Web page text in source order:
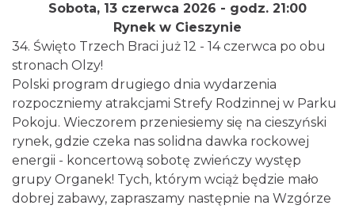
Cieszyn
2026-08-21
0.00 km
Sobota, 13 czerwca 2026 - godz. 21:00
Rynek w Cieszynie
34. Święto Trzech Braci już 12 - 14 czerwca po obu
stronach Olzy!
Polski program drugiego dnia wydarzenia
rozpoczniemy atrakcjami Strefy Rodzinnej w Parku
Pokoju. Wieczorem przeniesiemy się na cieszyński
rynek, gdzie czeka nas solidna dawka rockowej
energii - koncertową sobotę zwieńczy występ
grupy Organek! Tych, którym wciąż będzie mało
dobrej zabawy, zapraszamy następnie na Wzgórze